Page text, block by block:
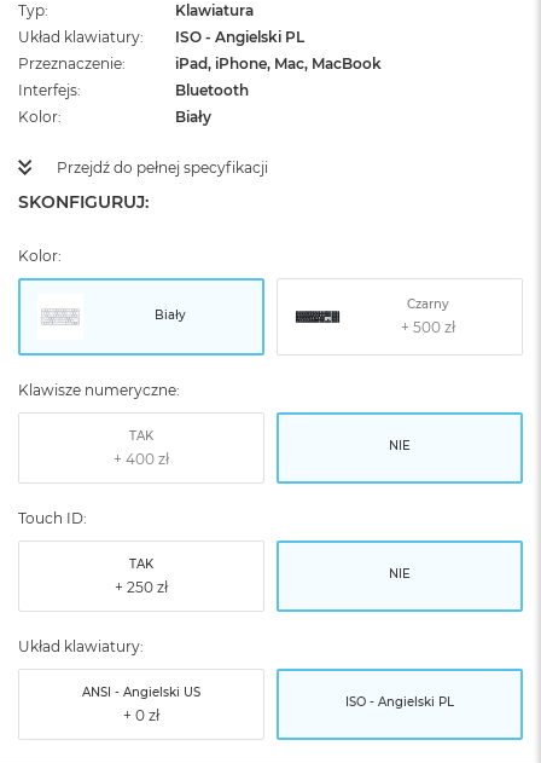
Typ
Klawiatura
Układ klawiatury
ISO - Angielski PL
Przeznaczenie
iPad, iPhone, Mac, MacBook
Interfejs
Bluetooth
Kolor
Biały
Przejdź do pełnej specyfikacji
SKONFIGURUJ:
Kolor:
Biały
Czarny
Klawisze numeryczne:
TAK
NIE
Touch ID:
TAK
NIE
Układ klawiatury:
ANSI - Angielski US
ISO - Angielski PL